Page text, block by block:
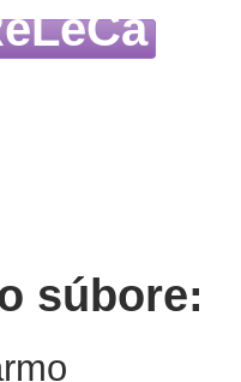
súbore: